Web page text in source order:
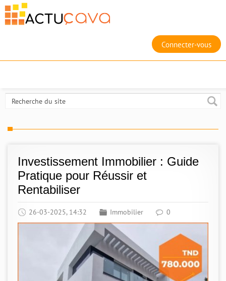
Connecter-vous
Investissement Immobilier : Guide
Pratique pour Réussir et
Rentabiliser
26-03-2025, 14:32 Immobilier 0